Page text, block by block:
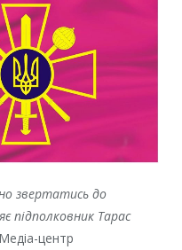
звертатись до
підполковник Тарас
центр